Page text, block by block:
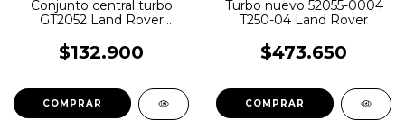
Conjunto central turbo
GT2052 Land Rover
$132.900
Turbo nuevo 52055-0004
T250-04 Land Rover
$473.650